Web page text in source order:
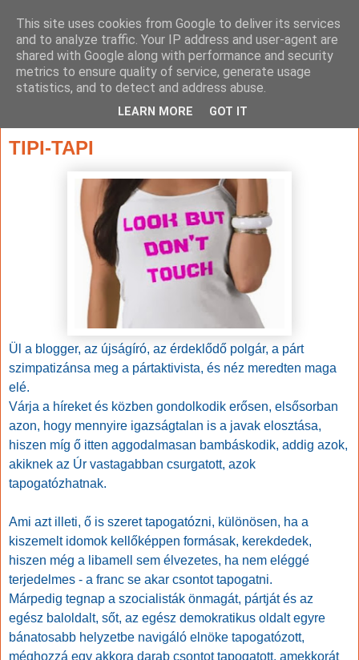
TIPI-TAPI
Ül a blogger, az újságíró, az érdeklődő polgár, a párt
szimpatizánsa meg a pártaktivista, és néz meredten maga
elé.
Várja a híreket és közben gondolkodik erősen, elsősorban
azon, hogy mennyire igazságtalan is a javak elosztása,
hiszen míg ő itten aggodalmasan bambáskodik, addig azok,
akiknek az Úr vastagabban csurgatott, azok
tapogatózhatnak.
Ami azt illeti, ő is szeret tapogatózni, különösen, ha a
kiszemelt idomok kellőképpen formásak, kerekdedek,
hiszen még a libamell sem élvezetes, ha nem eléggé
terjedelmes - a franc se akar csontot tapogatni.
Márpedig tegnap a szocialisták önmagát, pártját és az
egész baloldalt, sőt, az egész demokratikus oldalt egyre
bánatosabb helyzetbe navigáló elnöke tapogatózott,
méghozzá egy akkora darab csontot tapogatott, amekkorát
This site uses cookies from Google to deliver its services
and to analyze traffic. Your IP address and user-agent are
shared with Google along with performance and security
metrics to ensure quality of service, generate usage
statistics, and to detect and address abuse.
LEARN MORE GOT IT